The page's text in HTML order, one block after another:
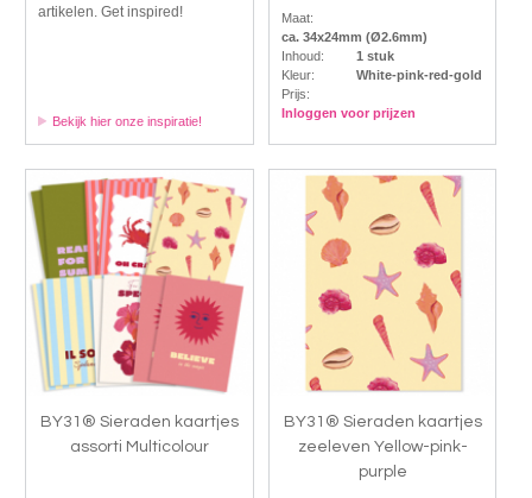
artikelen. Get inspired!
Bekijk hier onze inspiratie!
Maat:
ca. 34x24mm (Ø2.6mm)
Inhoud:
1 stuk
Kleur:
White-pink-red-gold
Prijs:
Inloggen voor prijzen
BY31® Sieraden kaartjes
assorti Multicolour
BY31® Sieraden kaartjes
zeeleven Yellow-pink-
purple